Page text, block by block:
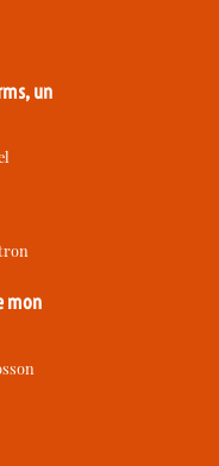
un
mon